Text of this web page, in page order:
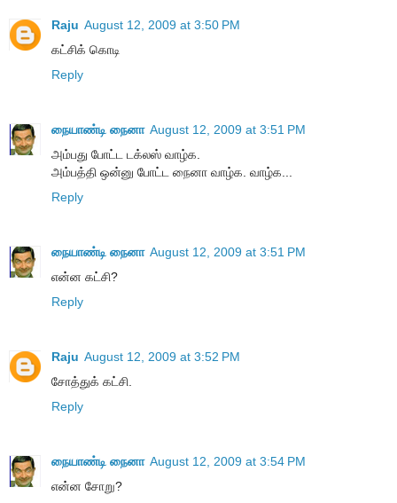
Raju August 12, 2009 at 3:50 PM
கட்சிக் கொடி
Reply
நையாண்டி நைனா August 12, 2009 at 3:51 PM
அம்பது போட்ட டக்லஸ் வாழ்க.
அம்பத்தி ஒன்னு போட்ட நைனா வாழ்க. வாழ்க...
Reply
நையாண்டி நைனா August 12, 2009 at 3:51 PM
என்ன கட்சி?
Reply
Raju August 12, 2009 at 3:52 PM
சோத்துக் கட்சி.
Reply
நையாண்டி நைனா August 12, 2009 at 3:54 PM
என்ன சோறு?